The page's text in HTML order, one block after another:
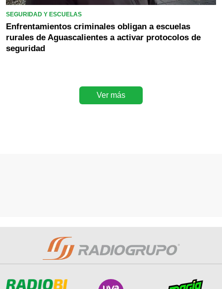
SEGURIDAD Y ESCUELAS
Enfrentamientos criminales obligan a escuelas
rurales de Aguascalientes a activar protocolos de
seguridad
Ver más